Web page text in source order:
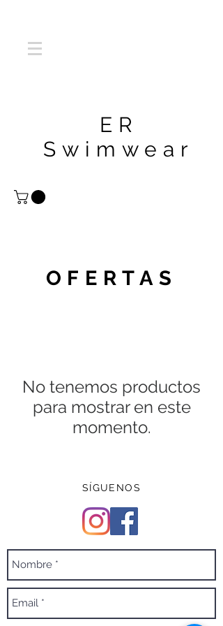
ER
Swimwear
OFERTAS
No tenemos productos
para mostrar en este
momento.
SÍGUENOS